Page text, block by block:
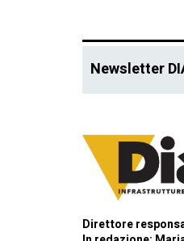
Newsletter
Direttore